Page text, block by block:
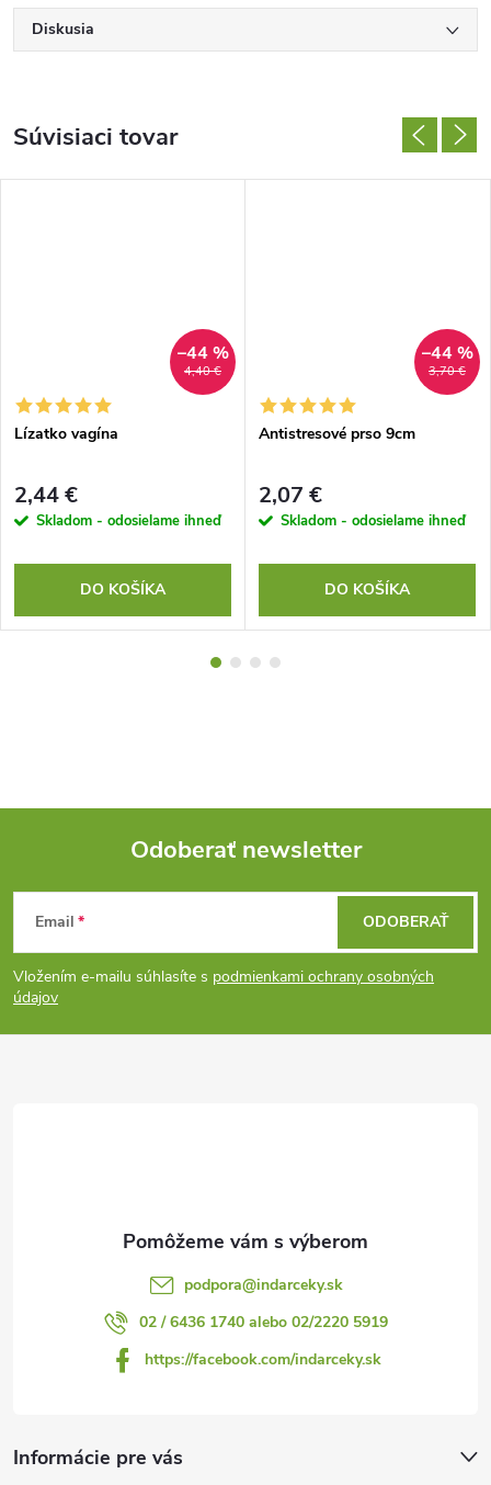
Diskusia
Súvisiaci tovar
4,40 €
–44 %
Lízatko vagína
2,44 €
Skladom - odosielame ihneď
DO KOŠÍKA
3,70 €
–44 %
Antistresové prso 9cm
2,07 €
Skladom - odosielame ihneď
DO KOŠÍKA
Z
á
p
Odoberať newsletter
Email
Vložením e-mailu súhlasíte s podmienkami ochrany osobných
údajov
ODOBERAŤ
podpora@indarceky.sk
02 / 6436 1740 alebo 02/2220 5919
https://facebook.com/indarceky.sk
Informácie pre vás